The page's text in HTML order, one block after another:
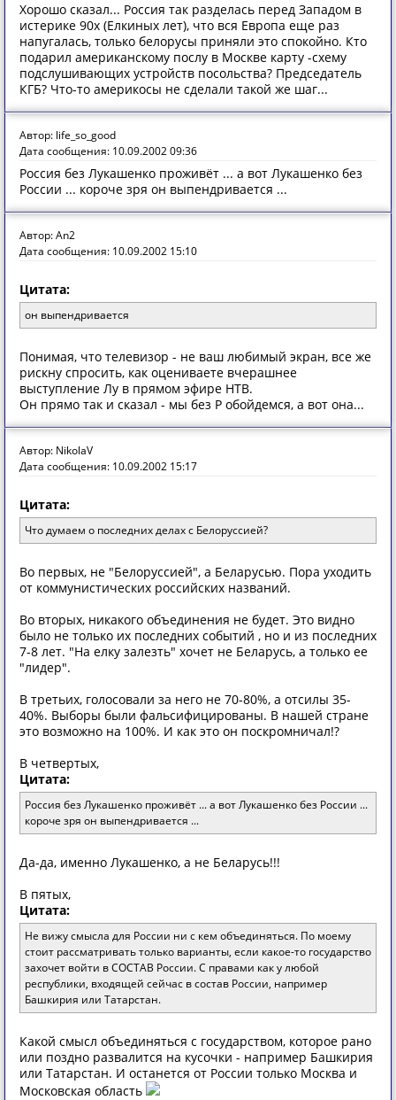
Хорошо сказал... Россия так разделась перед Западом в
истерике 90х (Елкиных лет), что вся Европа еще раз
напугалась, только белорусы приняли это спокойно. Кто
подарил американскому послу в Москве карту -схему
подслушивающих устройств посольства? Председатель
КГБ? Что-то америкосы не сделали такой же шаг...
Автор: life_so_good
Дата сообщения: 10.09.2002 09:36
Россия без Лукашенко проживёт ... а вот Лукашенко без
России ... короче зря он выпендривается ...
Автор: An2
Дата сообщения: 10.09.2002 15:10
Цитата:
он выпендривается
Понимая, что телевизор - не ваш любимый экран, все же
рискну спросить, как оцениваете вчерашнее
выступление Лу в прямом эфире НТВ.
Он прямо так и сказал - мы без Р обойдемся, а вот она...
Автор: NikolaV
Дата сообщения: 10.09.2002 15:17
Цитата:
Что думаем о последних делах с Белоруссией?
Во первых, не "Белоруссией", а Беларусью. Пора уходить
от коммунистических российских названий.
Во вторых, никакого объединения не будет. Это видно
было не только их последних событий , но и из последних
7-8 лет. "На елку залезть" хочет не Беларусь, а только ее
"лидер".
В третьих, голосовали за него не 70-80%, а отсилы 35-
40%. Выборы были фальсифицированы. В нашей стране
это возможно на 100%. И как это он поскромничал!?
В четвертых,
Цитата:
Россия без Лукашенко проживёт ... а вот Лукашенко без России ...
короче зря он выпендривается ...
Да-да, именно Лукашенко, а не Беларусь!!!
В пятых,
Цитата:
Не вижу смысла для России ни с кем объединяться. По моему
стоит рассматривать только варианты, если какое-то государство
захочет войти в СОСТАВ России. С правами как у любой
республики, входящей сейчас в состав России, например
Башкирия или Татарстан.
Какой смысл объединяться с государством, которое рано
или поздно развалится на кусочки - например Башкирия
или Татарстан. И останется от России только Москва и
Московская область